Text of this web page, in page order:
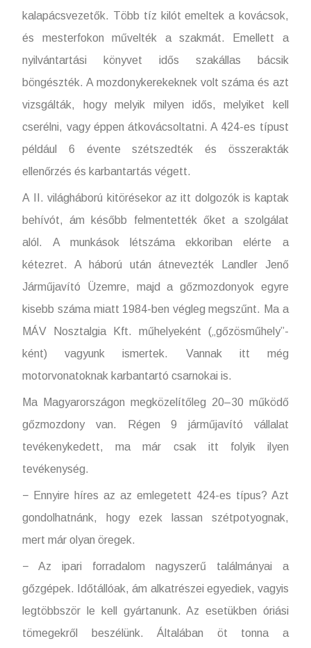
kalapácsvezetők. Több tíz kilót emeltek a kovácsok,
és mesterfokon művelték a szakmát. Emellett a
nyilvántartási könyvet idős szakállas bácsik
böngészték. A mozdonykerekeknek volt száma és azt
vizsgálták, hogy melyik milyen idős, melyiket kell
cserélni, vagy éppen átkovácsoltatni. A 424-es típust
például 6 évente szétszedték és összerakták
ellenőrzés és karbantartás végett.
A II. világháború kitörésekor az itt dolgozók is kaptak
behívót, ám később felmentették őket a szolgálat
alól. A munkások létszáma ekkoriban elérte a
kétezret. A háború után átnevezték Landler Jenő
Járműjavító Üzemre, majd a gőzmozdonyok egyre
kisebb száma miatt 1984-ben végleg megszűnt. Ma a
MÁV Nosztalgia Kft. műhelyeként („gőzösműhely”-
ként) vagyunk ismertek. Vannak itt még
motorvonatoknak karbantartó csarnokai is.
Ma Magyarországon megközelítőleg 20–30 működő
gőzmozdony van. Régen 9 járműjavító vállalat
tevékenykedett, ma már csak itt folyik ilyen
tevékenység.
− Ennyire híres az az emlegetett 424-es típus? Azt
gondolhatnánk, hogy ezek lassan szétpotyognak,
mert már olyan öregek.
− Az ipari forradalom nagyszerű találmányai a
gőzgépek. Időtállóak, ám alkatrészei egyediek, vagyis
legtöbbször le kell gyártanunk. Az esetükben óriási
tömegekről beszélünk. Általában öt tonna a